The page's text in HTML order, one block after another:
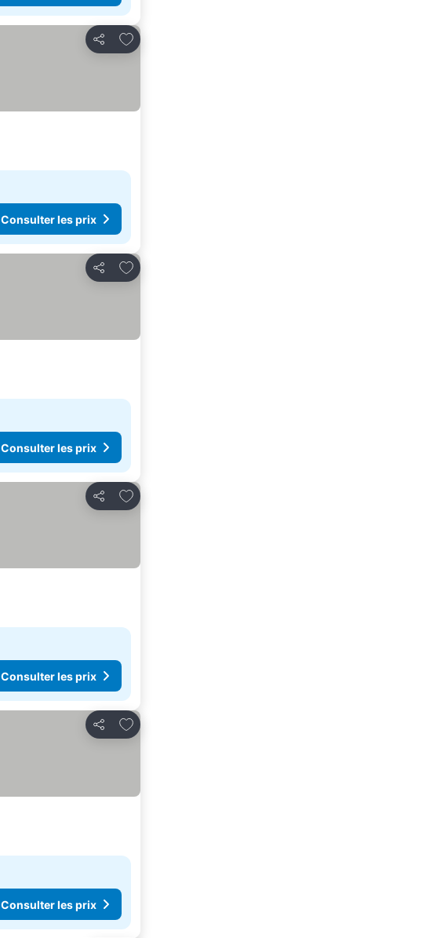
Partager
Ajouter à mes favoris
Consulter les prix
Partager
Ajouter à mes favoris
Consulter les prix
Partager
Ajouter à mes favoris
Consulter les prix
Partager
Ajouter à mes favoris
Consulter les prix